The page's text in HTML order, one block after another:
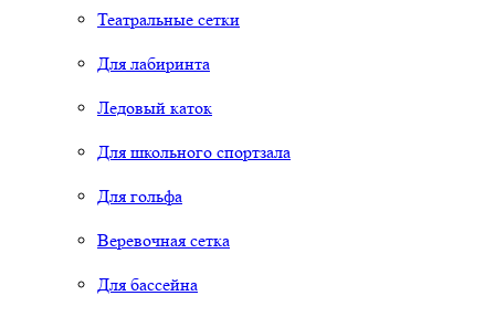
Театральные сетки
Для лабиринта
Ледовый каток
Для школьного спортзала
Для гольфа
Веревочная сетка
Для бассейна